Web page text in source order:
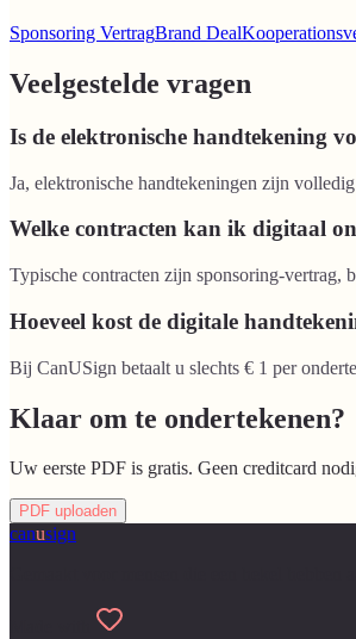
Sponsoring VertragBrand Deal
Veelgestelde vragen
Is de elektronische handtekening
Ja, elektronische handtekeningen zijn
Welke contracten kan ik digitaal
Typische contracten zijn sponsoring-vertrag,
Hoeveel kost de digitale
Bij CanUSign betaalt u slechts € 1 per
Klaar om te ondertekenen?
Uw eerste PDF is gratis. Geen creditcard
PDF uploaden
canusign